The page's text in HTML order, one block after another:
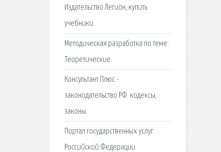
Издательство Легион, купить
учебники.
Методическая разработка по теме:
Теоретические.
Консультант Плюс -
законодательство РФ: кодексы,
законы.
Портал государственных услуг
Российской Федерации.